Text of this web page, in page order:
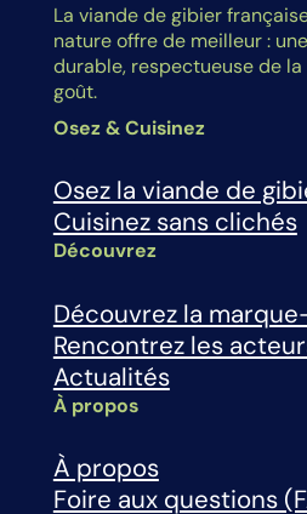
La viande de gibier
nature offre de meilleur :
durable, respectueuse de
goût.
Osez & Cuisinez
Osez la viande de
Cuisinez sans clichés
Découvrez
Découvrez la
Rencontrez les
Actualités
À propos
À propos
Foire aux questions